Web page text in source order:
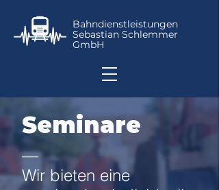
Bahndienstleistungen
Sebastian Schlemmer
GmbH
Seminare
—
Wir bieten eine